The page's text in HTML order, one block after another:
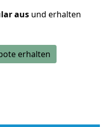
aus und erhalten
erhalten